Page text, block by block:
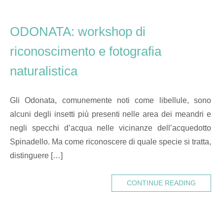
ODONATA: workshop di
riconoscimento e fotografia
naturalistica
Gli Odonata, comunemente noti come libellule, sono
alcuni degli insetti più presenti nelle area dei meandri e
negli specchi d’acqua nelle vicinanze dell’acquedotto
Spinadello. Ma come riconoscere di quale specie si tratta,
distinguere […]
CONTINUE READING